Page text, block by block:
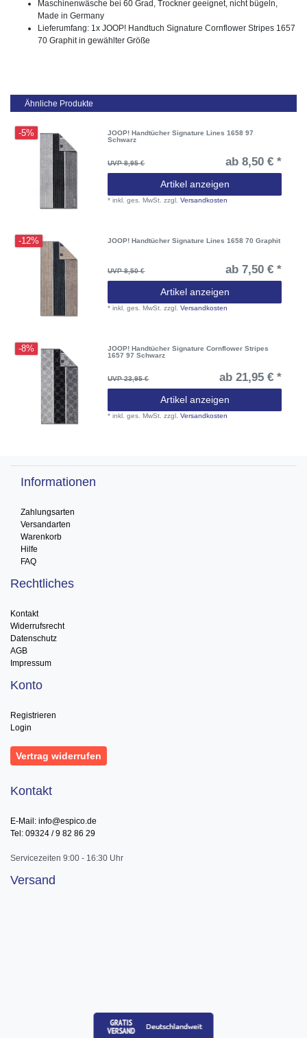
Maschinenwäsche bei 60 Grad, Trockner geeignet, nicht bügeln,
Made in Germany
Lieferumfang: 1x JOOP! Handtuch Signature Cornflower Stripes 1657
70 Graphit in gewählter Größe
Ähnliche Produkte
-5%
JOOP! Handtücher Signature Lines 1658 97
Schwarz
UVP 8,95 € ab 8,50 € *
Artikel anzeigen
*inkl. ges. MwSt. zzgl.Versandkosten
-12% JOOP! Handtücher Signature Lines 1658 70 Graphit
UVP 8,50 € ab 7,50 € *
Artikel anzeigen
*inkl. ges. MwSt. zzgl.Versandkosten
-8%
JOOP! Handtücher Signature Cornflower Stripes
1657 97 Schwarz
UVP 23,95 € ab 21,95 € *
Artikel anzeigen
*inkl. ges. MwSt. zzgl.Versandkosten
Informationen
Zahlungsarten
Versandarten
Warenkorb
Hilfe
FAQ
Rechtliches
Kontakt
Widerrufsrecht
Datenschutz
AGB
Impressum
Konto
Registrieren
Login
Vertrag widerrufen
Kontakt
E-Mail: info@espico.de
Tel: 09324 / 9 82 86 29
Servicezeiten 9:00 - 16:30 Uhr
Versand